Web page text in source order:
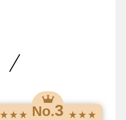
★ ★ ★ No.3 ★ ★ ★